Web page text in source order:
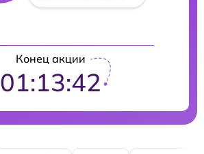
Конец акции
01:13:41